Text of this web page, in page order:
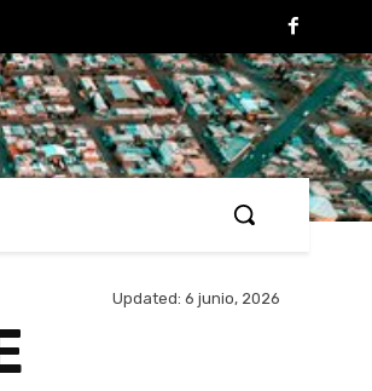
Updated: 6 junio, 2026